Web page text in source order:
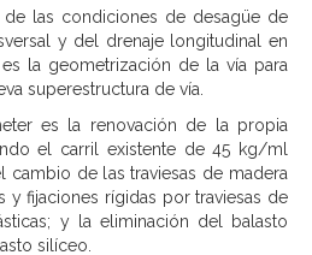
de las condiciones de desagüe de
y del drenaje longitudinal en
la geometrización de la vía para
superestructura de vía.
es la renovación de la propia
el carril existente de 45 kg/ml
cambio de las traviesas de madera
y fijaciones rígidas por traviesas de
y la eliminación del balasto
silíceo.